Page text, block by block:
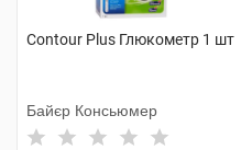
Contour Plus Глюкометр 1 шт
Байєр Консьюмер